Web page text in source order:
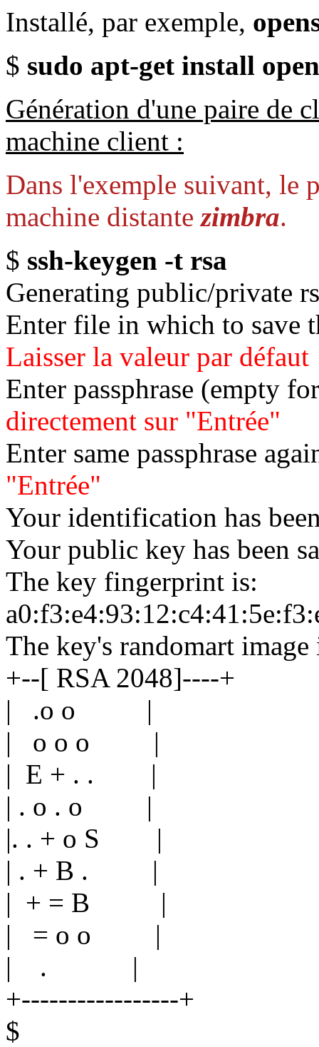
Installé, par exemple,
$ sudo apt-get install
Génération d'une paire de
machine client :
Dans l'exemple suivant, le
machine distantezimbra.
$ ssh-keygen -t rsa
Generating public/private
Enter file in which to save
Laisser la valeur par défaut
Enter passphrase (empty
directement sur "Entrée"
Enter same passphrase
"Entrée"
Your identification has
Your public key has been
The key fingerprint is:
The key's randomart image
+--[ RSA 2048]----+
| .o o |
| o o o |
| E + . . |
| . o . o |
|. . + o S |
| . + B . |
| + = B |
| = o o |
| . |
+-----------------+
$